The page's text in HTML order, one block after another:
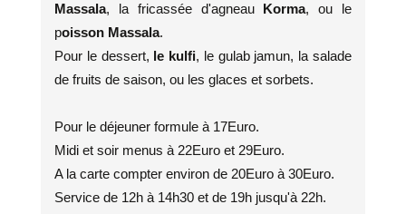
Massala, la fricassée d'agneau Korma, ou le
poisson Massala.
Pour le dessert, le kulfi, le gulab jamun, la salade
de fruits de saison, ou les glaces et sorbets.
Pour le déjeuner formule à 17Euro.
Midi et soir menus à 22Euro et 29Euro.
A la carte compter environ de 20Euro à 30Euro.
Service de 12h à 14h30 et de 19h jusqu'à 22h.